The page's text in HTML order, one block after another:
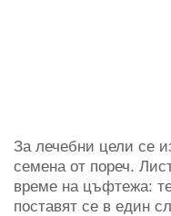
За лечебни цели се
семена от пореч.
време на цъфтежа:
поставят се в един